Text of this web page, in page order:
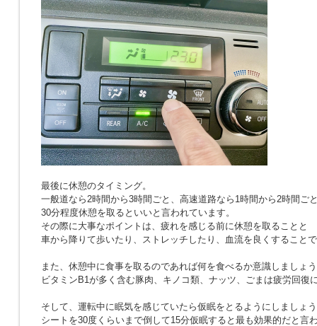
最後に休憩のタイミング。
一般道なら2時間から3時間ごと、高速道路なら1時間から2時間ご
30分程度休憩を取るといいと言われています。
その際に大事なポイントは、疲れを感じる前に休憩を取ることと
車から降りて歩いたり、ストレッチしたり、血流を良くすること
また、休憩中に食事を取るのであれば何を食べるか意識しましょ
ビタミンB1が多く含む豚肉、キノコ類、ナッツ、ごまは疲労回復
そして、運転中に眠気を感じていたら仮眠をとるようにしましょ
シートを30度くらいまで倒して15分仮眠すると最も効果的だと言